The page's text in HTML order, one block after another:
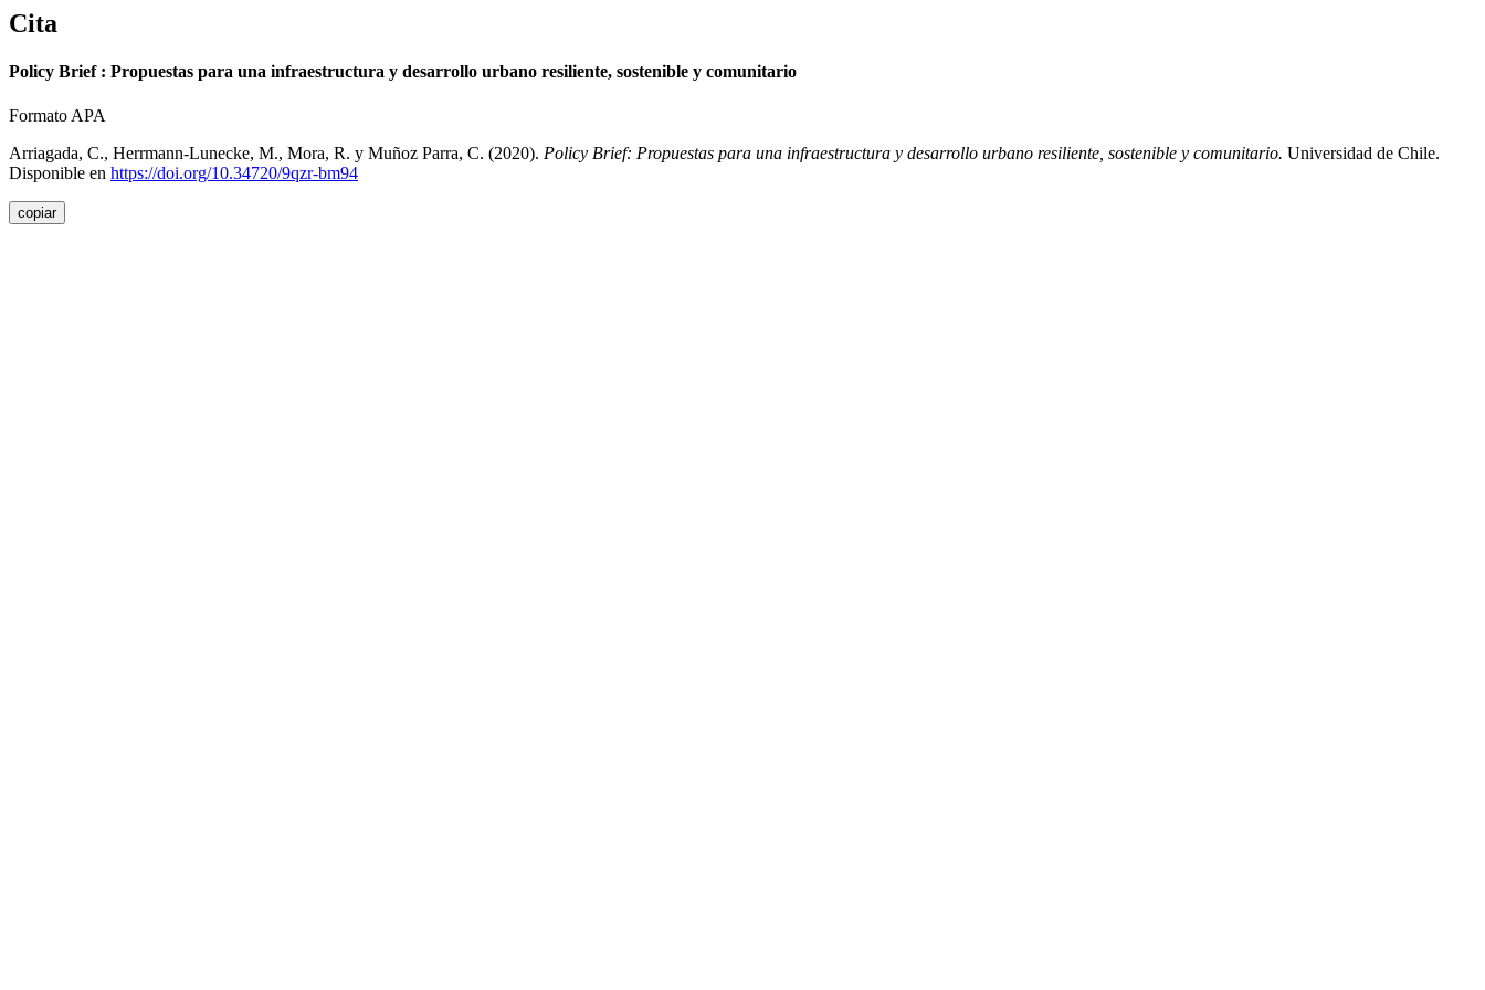
Cita
Policy Brief : Propuestas para una infraestructura y desarrollo urbano resiliente, sostenible y comunitario
Formato APA
Arriagada, C., Herrmann-Lunecke, M., Mora, R. y Muñoz Parra, C. (2020). Policy Brief: Propuestas para una infraestructura y desarrollo urbano resiliente, sostenible y comunitario. Universidad de Chile.
Disponible en https://doi.org/10.34720/9qzr-bm94
copiar